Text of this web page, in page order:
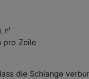
n'
pro Zeile
die Schlange